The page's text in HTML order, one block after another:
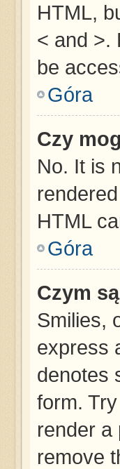
HTML,
< and >.
be
Góra
Czy
No. It is
HTML
Góra
Czym
Smilies,
express
denotes
form.
render a
remove